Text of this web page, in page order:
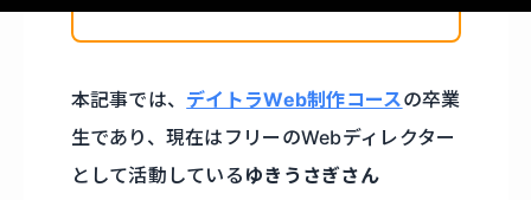
本記事では、 デイトラWeb制作コースの卒業
生であり、現在はフリーのWebディレクター
として活動している ゆきうさぎさん